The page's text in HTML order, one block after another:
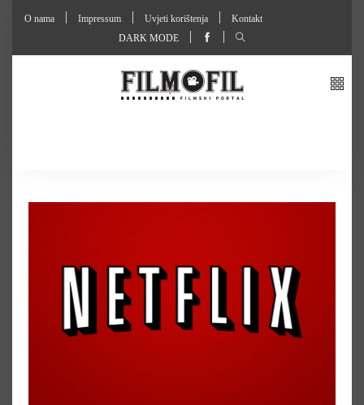
O nama Impressum Uvjeti korištenja
Kontakt
DARK MODE